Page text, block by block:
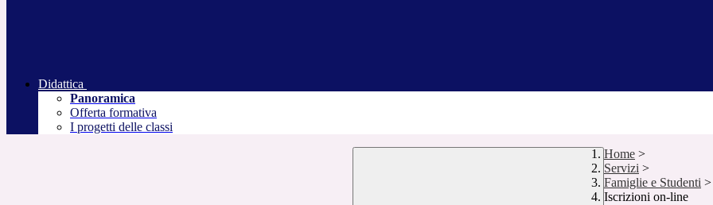
Didattica
Panoramica
Offerta formativa
I progetti delle classi
Home >
Servizi >
Famiglie e Studenti >
Iscrizioni on-line